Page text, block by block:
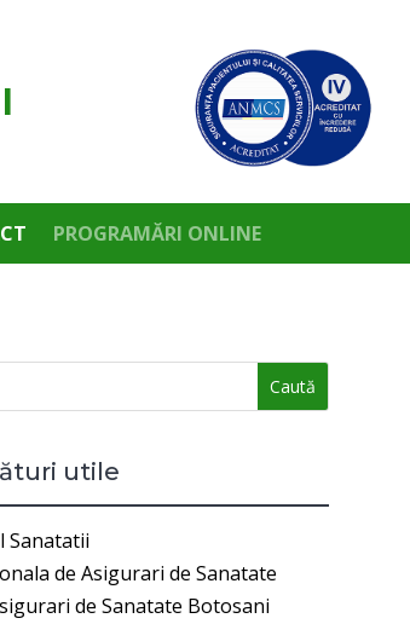
PROGRAMĂRI ONLINE
utile
Sanatatii
de Asigurari de Sanatate
de Sanatate Botosani